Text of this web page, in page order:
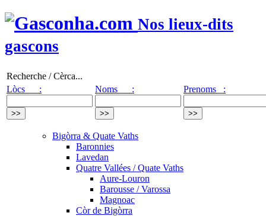
Nos lieux-dits
gascons
Recherche / Cèrca...
Lòcs :
Noms : Prenoms :
Bigòrra & Quate Vaths
Baronnies
Lavedan
Quatre Vallées / Quate Vaths
Aure-Louron
Barousse / Varossa
Magnoac
Còr de Bigòrra